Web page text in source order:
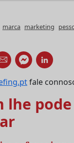
marca marketing
fale
lhe pode